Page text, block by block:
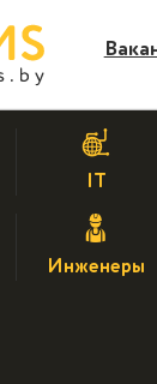
IT
Инженеры